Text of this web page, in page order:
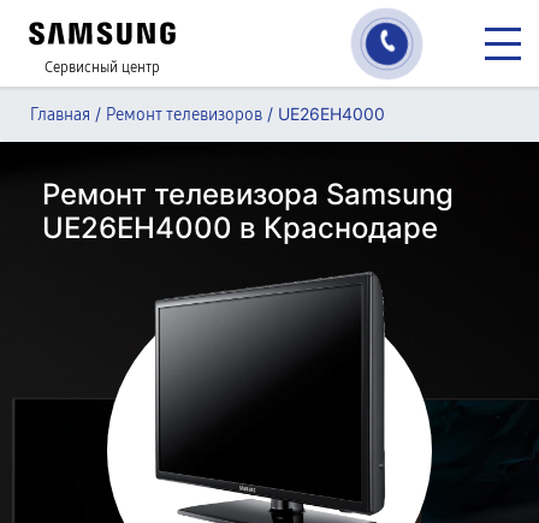
Сервисный центр
Главная / Ремонт телевизоров / UE26EH4000
Ремонт телевизора Samsung
UE26EH4000 в Краснодаре